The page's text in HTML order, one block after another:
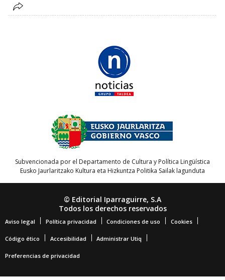
Subvencionada por el Departamento de Cultura y Política Lingüística
Eusko Jaurlaritzako Kultura eta Hizkuntza Politika Sailak lagunduta
© Editorial Iparraguirre, S.A
Todos los derechos reservados
Aviso legal Política privacidad Condiciones de uso Cookies
Código ético Accesibilidad Administrar Utiq
Preferencias de privacidad